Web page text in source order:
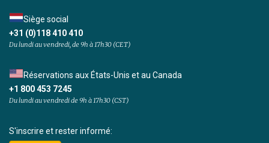
Siège social
+31 (0)118 410 410
Du lundi au vendredi, de 9h à 17h30 (CET)
Réservations aux États-Unis et au Canada
+1 800 453 7245
Du lundi au vendredi de 9h à 17h30 (CST)
S'inscrire et rester informé: